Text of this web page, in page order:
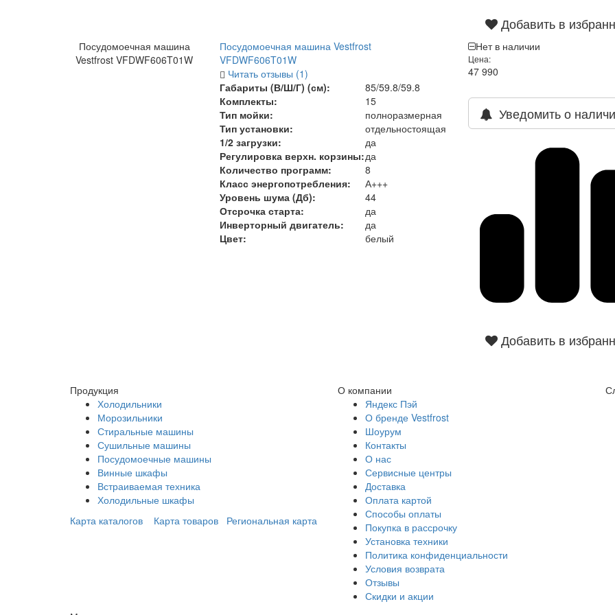
Добавить в
Посудомоечная машина
Vestfrost VFDWF606T01W
Посудомоечная машина Vestfrost
VFDWF606T01W
Читать отзывы (1)
Габариты (В/Ш/Г) (см):
85/59.8/59.8
Комплекты:
15
Тип мойки:
полноразмерная
Тип установки:
отдельностоящая
1/2 загрузки:
да
Регулировка верхн. корзины:да
Количество программ:
8
Класс энергопотребления:
А+++
Уровень шума (Дб):
44
Отсрочка старта:
да
Инверторный двигатель:
да
Цвет:
белый
Нет в наличии
Цена:
47 990
Уведомить о
Добавить в
Продукция О компании
Холодильники
Морозильники
Стиральные машины
Сушильные машины
Посудомоечные машины
Винные шкафы
Встраиваемая техника
Холодильные шкафы
Карта каталогов
Карта товаров Региональная карта
Яндекс Пэй
О бренде Vestfrost
Шоурум
Контакты
О нас
Сервисные центры
Доставка
Оплата картой
Способы оплаты
Покупка в рассрочку
Установка техники
Политика конфиденциальности
Условия возврата
Отзывы
Скидки и акции